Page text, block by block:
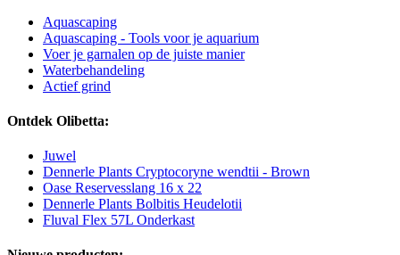
Aquascaping
Aquascaping - Tools voor je aquarium
Voer je garnalen op de juiste manier
Waterbehandeling
Actief grind
Ontdek Olibetta:
Juwel
Dennerle Plants Cryptocoryne wendtii - Brown
Oase Reservesslang 16 x 22
Dennerle Plants Bolbitis Heudelotii
Fluval Flex 57L Onderkast